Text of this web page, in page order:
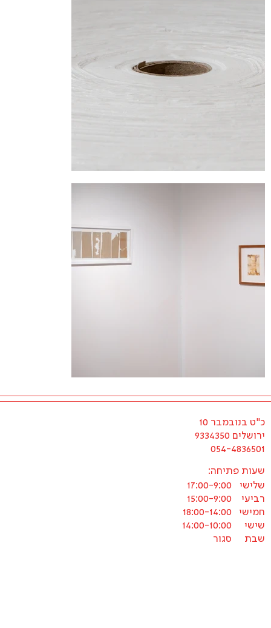
כ"ט בנובמבר 10
ירושלים 9334350
054-4836501
שעות פתיחה:
17:00-9:00
שלישי
15:00-9:00
רביעי
18:00-14:00
חמישי
14:00-10:00
שישי
סגור
שבת